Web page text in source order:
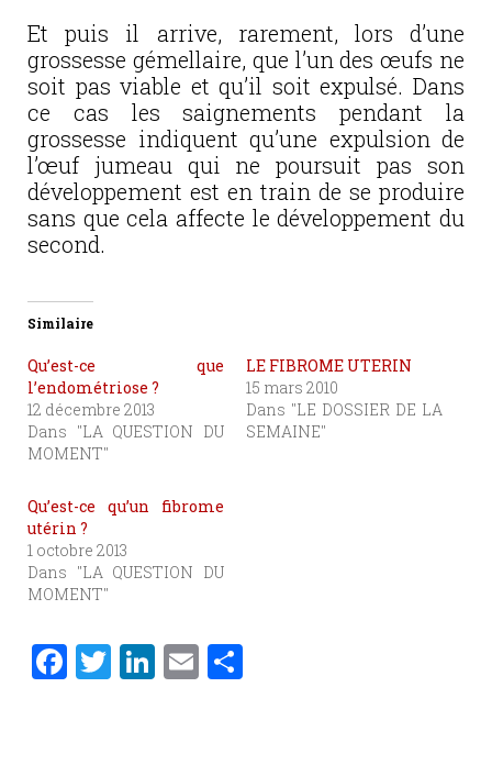
Et puis il arrive, rarement, lors d’une
grossesse gémellaire, que l’un des œufs ne
soit pas viable et qu’il soit expulsé. Dans
ce cas les saignements pendant la
grossesse indiquent qu’une expulsion de
l’œuf jumeau qui ne poursuit pas son
développement est en train de se produire
sans que cela affecte le développement du
second.
Similaire
Qu’est-ce que
l’endométriose ?
12 décembre 2013
Dans "LA QUESTION DU
MOMENT"
LE FIBROME UTERIN
15 mars 2010
Dans "LE DOSSIER DE LA
SEMAINE"
Qu’est-ce qu’un fibrome
utérin ?
1 octobre 2013
Dans "LA QUESTION DU
MOMENT"
F T Li E